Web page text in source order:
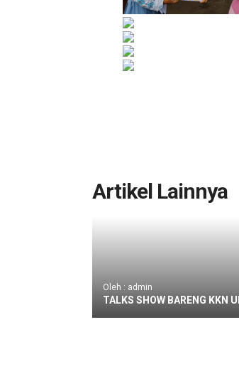
Artikel Lainnya
Oleh : admin
TALKS SHOW BARENG KKN